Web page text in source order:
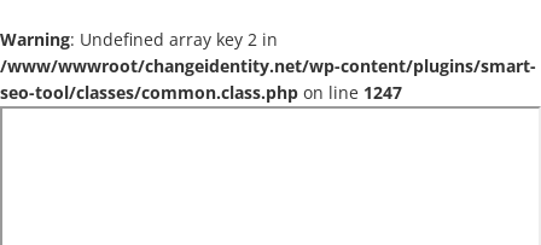
Warning: Undefined array key 2 in
/www/wwwroot/changeidentity.net/wp-content/plugins/smart-
seo-tool/classes/common.class.php on line 1247